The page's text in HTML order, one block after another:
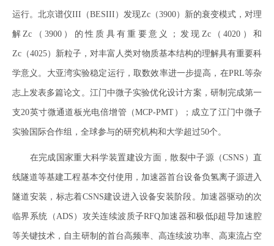
运行。北京谱仪III（BESIII）发现Zc（3900）新的衰变模式，对理
解Zc（3900）的性质具有重要意义；发现Zc（4020）和
Zc（4025）新粒子，对丰富人类对物质基本结构的理解具有重要科
学意义。大亚湾实验稳定运行，取数效率进一步提高，在PRL等杂
志上发表多篇论文。江门中微子实验优化设计方案，研制完成第一
支20英寸微通道板光电倍增管（MCP-PMT）；成立了江门中微子
实验国际合作组，全球参与的研究机构和大学超过50个。
在完成国家重大科学装置建设方面，散裂中子源（CSNS）直
线隧道等基建工程基本交付使用，加速器首台设备负氢离子源进入
隧道安装，标志着CSNS建设进入设备安装阶段。加速器驱动的次
临界系统（ADS）攻关连续波质子RFQ加速器和极低β超导加速腔
等关键技术，自主研制的首台高频率、高连续波功率、高束流占空